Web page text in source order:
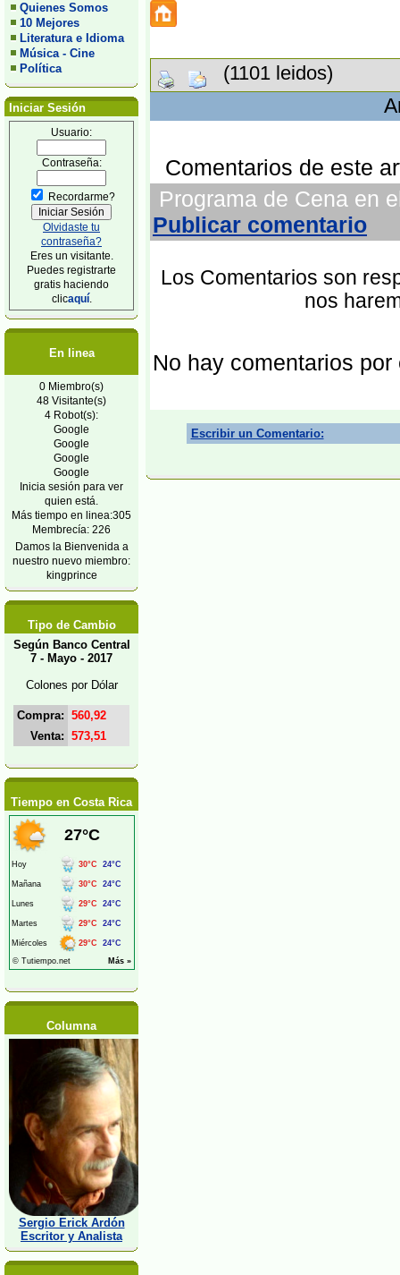
Quienes Somos
10 Mejores
Literatura e Idioma
Música - Cine
Política
Iniciar Sesión
Usuario:
Contraseña:
Recordarme?
Olvidaste tu
contraseña?
Eres un visitante.
Puedes registrarte
gratis haciendo
clicaquí.
En linea
0 Miembro(s)
48 Visitante(s)
4 Robot(s):
Google
Google
Google
Google
Inicia sesión para ver
quien está.
Más tiempo en linea:305
Membrecía: 226
Damos la Bienvenida a
nuestro nuevo miembro:
kingprince
Tipo de Cambio
Según Banco Central
7 - Mayo - 2017
Colones por Dólar
Compra: 560,92
Venta: 573,51
Tiempo en Costa Rica
Columna
Sergio Erick Ardón
Escritor y Analista
(1101 leidos)
Comentarios de este
Programa de Cena en
Publicar comentario
Los Comentarios son
nos
No hay comentarios por
Escribir un Comentario: